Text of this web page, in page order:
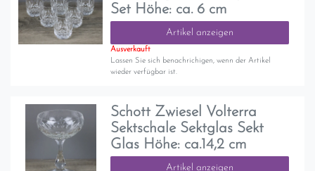
Set Höhe: ca. 6 cm
Artikel anzeigen
Ausverkauft
Lassen Sie sich benachrichigen, wenn der Artikel
wieder verfügbar ist.
Schott Zwiesel Volterra
Sektschale Sektglas Sekt
Glas Höhe: ca.14,2 cm
Artikel anzeigen